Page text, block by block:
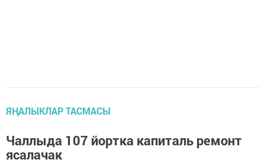
ЯҢАЛЫКЛАР ТАСМАСЫ
Чаллыда 107 йортка капиталь ремонт
ясалачак